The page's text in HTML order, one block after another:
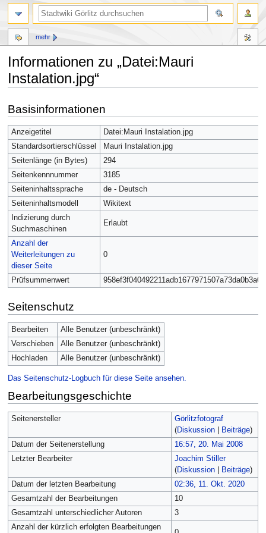
Informationen zu „Datei:Mauri
Instalation.jpg“
Navigation
springen
Suche
springen
Basisinformationen
Anzeigetitel
Datei:Mauri Instalation.jpg
Standardsortierschlüssel
Mauri Instalation.jpg
Seitenlänge (in Bytes)
294
Seitenkennnummer
3185
Seiteninhaltssprache
de - Deutsch
Seiteninhaltsmodell
Wikitext
Indizierung durch
Suchmaschinen
Erlaubt
Anzahl der
Weiterleitungen zu
dieser Seite
0
Prüfsummenwert 958ef3f040492211adb1677971507a73da0b3a05
Seitenschutz
Bearbeiten
Alle Benutzer (unbeschränkt)
Verschieben
Alle Benutzer (unbeschränkt)
Hochladen
Alle Benutzer (unbeschränkt)
Das Seitenschutz-Logbuch für diese Seite ansehen.
Bearbeitungsgeschichte
Seitenersteller
Görlitzfotograf
(Diskussion| Beiträge)
Datum der Seitenerstellung
16:57, 20. Mai 2008
Letzter Bearbeiter
Joachim Stiller
(Diskussion| Beiträge)
Datum der letzten Bearbeitung
02:36, 11. Okt. 2020
Gesamtzahl der Bearbeitungen
10
Gesamtzahl unterschiedlicher Autoren
3
Anzahl der kürzlich erfolgten Bearbeitungen
mehr